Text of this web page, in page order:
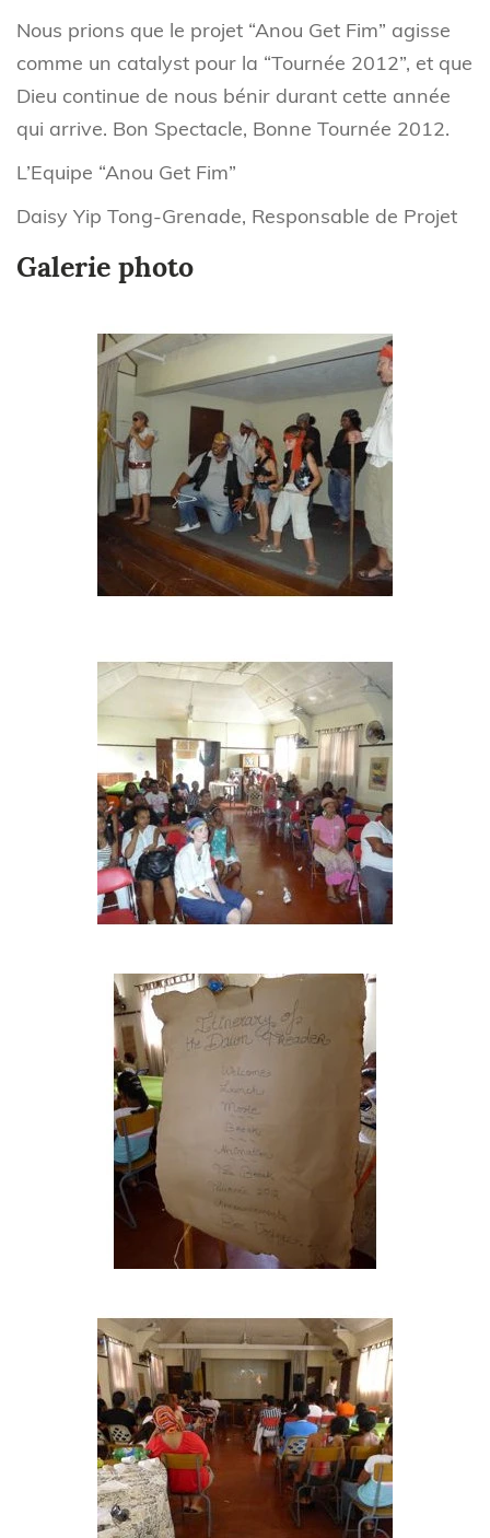
Nous prions que le projet “Anou Get Fim” agisse
comme un catalyst pour la “Tournée 2012”, et que
Dieu continue de nous bénir durant cette année
qui arrive. Bon Spectacle, Bonne Tournée 2012.
L’Equipe “Anou Get Fim”
Daisy Yip Tong-Grenade, Responsable de Projet
Galerie photo